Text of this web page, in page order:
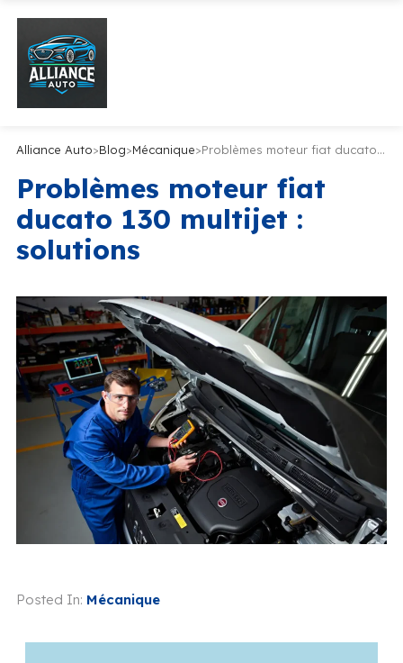
Alliance Auto>Blog>Mécanique> Problèmes moteur fiat ducato 130 multijet : solutions
Problèmes moteur fiat
ducato 130 multijet :
solutions
Posted In: Mécanique